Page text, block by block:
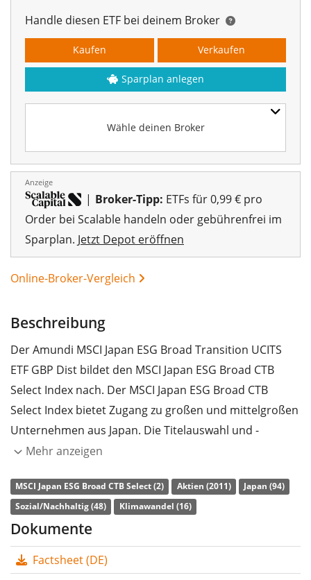
Handle diesen ETF bei deinem Broker
Wähle deinen Broker
Kaufen Verkaufen
Sparplan anlegen
Anzeige
| Broker-Tipp: ETFs für 0,99 € pro
Order bei Scalable handeln oder gebührenfrei im
Sparplan. Jetzt Depot eröffnen
Online-Broker-Vergleich
Beschreibung
Der Amundi MSCI Japan ESG Broad Transition UCITS
ETF GBP Dist bildet den MSCI Japan ESG Broad CTB
Select Index nach. Der MSCI Japan ESG Broad CTB
Select Index bietet Zugang zu großen und mittelgroßen
Unternehmen aus Japan. Die Titelauswahl und -
gewichtung erfolgt anhand von
Klimaschutz. Ausgangsindex ist der MSCI Japan Index.
Die TER (Gesamtkostenquote) des ETF liegt bei
durchvollständige Replikation
Mehr anzeigen
MSCI Japan ESG Broad CTB Select (2) Aktien (2011)
Japan (94)
Sozial/Nachhaltig (48)
Klimawandel (16)
Dokumente
Factsheet (DE)